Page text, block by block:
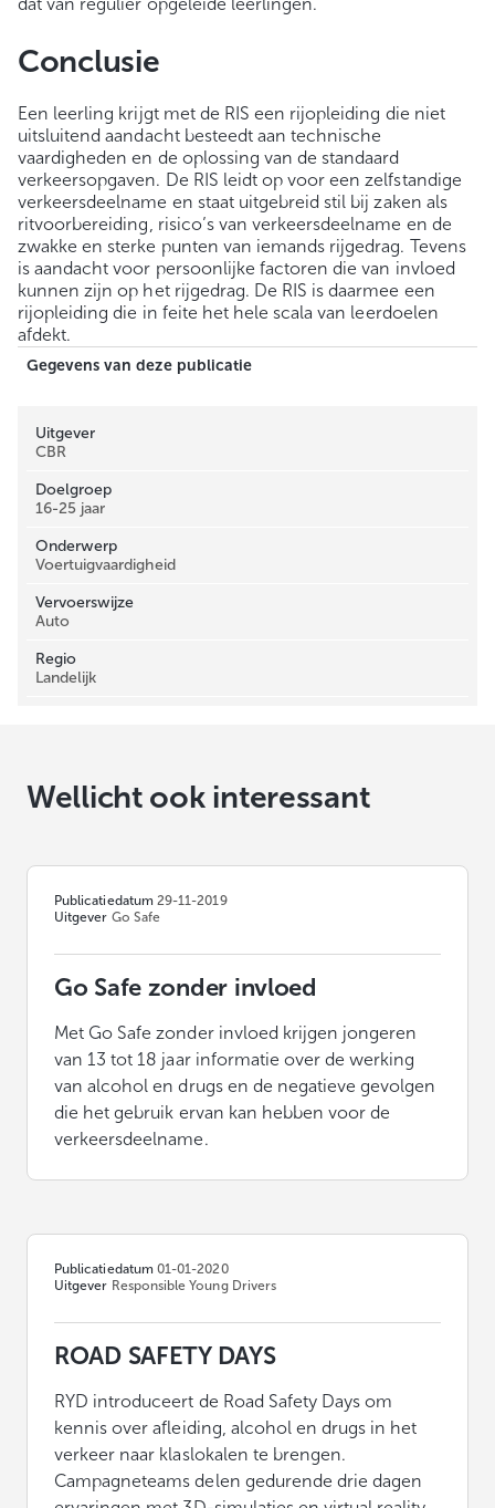
Conclusie
Een leerling krijgt met de RIS een rijopleiding die niet
uitsluitend aandacht besteedt aan technische
vaardigheden en de oplossing van de standaard
verkeersopgaven. De RIS leidt op voor een zelfstandige
verkeersdeelname en staat uitgebreid stil bij zaken als
ritvoorbereiding, risico’s van verkeersdeelname en de
zwakke en sterke punten van iemands rijgedrag. Tevens
is aandacht voor persoonlijke factoren die van invloed
kunnen zijn op het rijgedrag. De RIS is daarmee een
rijopleiding die in feite het hele scala van leerdoelen
afdekt.
Gegevens van deze publicatie
Uitgever
CBR
Doelgroep
16-25 jaar
Onderwerp
Voertuigvaardigheid
Vervoerswijze
Auto
Regio
Landelijk
Wellicht ook interessant
Publicatiedatum 29-11-2019
Uitgever Go Safe
Go Safe zonder invloed
Met Go Safe zonder invloed krijgen jongeren
van 13 tot 18 jaar informatie over de werking
van alcohol en drugs en de negatieve gevolgen
die het gebruik ervan kan hebben voor de
verkeersdeelname.
Publicatiedatum 01-01-2020
Uitgever Responsible Young Drivers
ROAD SAFETY DAYS
RYD introduceert de Road Safety Days om
kennis over afleiding, alcohol en drugs in het
verkeer naar klaslokalen te brengen.
Campagneteams delen gedurende drie dagen